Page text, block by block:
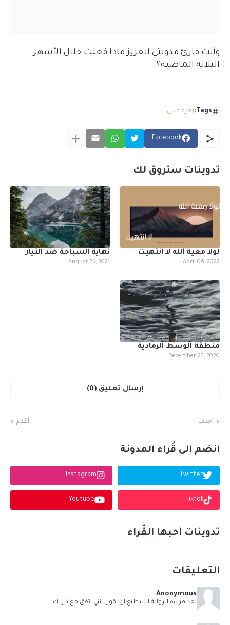
وأنت قارئ مدونتي العزيز ماذا فعلت خلال الأشهر
الثلاثة الماضية؟
Tags: زهرة قلبي
Facebook
تدوينات ستروق لك
لولا معية الله لا انتهيت
April 06, 2022
نهاية السباحة ضد التيار
August 25, 2021
منطقة الوسط الرمادية
December 23, 2020
إرسال تعليق (0)
أحدث أقدم
انضم إلى قُراء المدونة
Twitter
Instagram
Tiktok
Youtube
تدوينات أحبها القُراء
التعليقات
Anonymous
بعد قراءة الرواية استطيع ان اقول انني اتفق مع كل ك...